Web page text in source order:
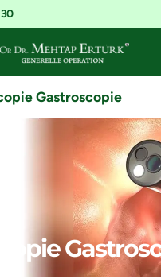
Gastroscopie